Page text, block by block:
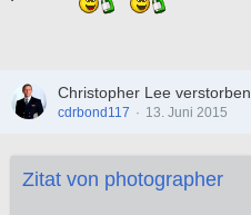
Christopher Lee verstorben
cdrbond117 13. Juni 2015
Zitat von photographer